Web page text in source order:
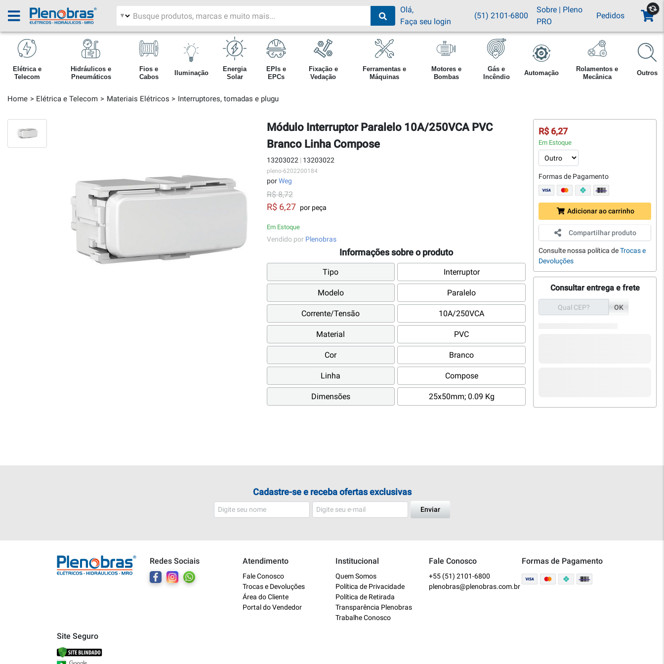
Filtrar por área
Pesquisar produtos
Olá,
Faça seu login
(51) 2101-6800
Sobre| Pleno
PRO
Pedidos
Elétrica e
Telecom
Hidráulicos e
Pneumáticos
Fios e
Cabos
Iluminação
Energia
Solar
EPIs e
EPCs
Fixação e
Vedação
Ferramentas e
Máquinas
Motores e
Bombas
Gás e
Incêndio
Automação
Rolamentos e
Mecânica
Outros
Home Elétrica e Telecom Materiais Elétricos Interruptores, tomadas e plugu
Módulo Interruptor Paralelo 10A/250VCA PVC
Branco Linha Compose
13203022 | 13203022
pleno-6202200184
porWeg
R$ 8,72
R$ 6,27 por peça
Em Estoque
Vendido por Plenobras
Informações sobre o produto
Tipo Interruptor
Modelo Paralelo
Corrente/Tensão 10A/250VCA
Material PVC
Cor Branco
Linha Compose
Dimensões 25x50mm; 0.09 Kg
R$ 6,27
Em Estoque
Formas de Pagamento
Adicionar ao carrinho
Compartilhar produto
Consulte nossa política deTrocas e
Devoluções
Consultar entrega e frete
OK
Cadastre-se e receba ofertas exclusivas
Enviar
Redes Sociais Atendimento
Fale Conosco
Trocas e Devoluções
Área do Cliente
Portal do Vendedor
Institucional
Quem Somos
Política de Privacidade
Política de Retirada
Transparência Plenobras
Trabalhe Conosco
Fale Conosco
+55 (51) 2101-6800
plenobras@plenobras.com.br
Formas de Pagamento
Site Seguro
Bem vindo a Plenobras! Aqui você
encontra toda a linha de materiais
Dúvidas técnicas sobre produtos
Informações sobre um pedido